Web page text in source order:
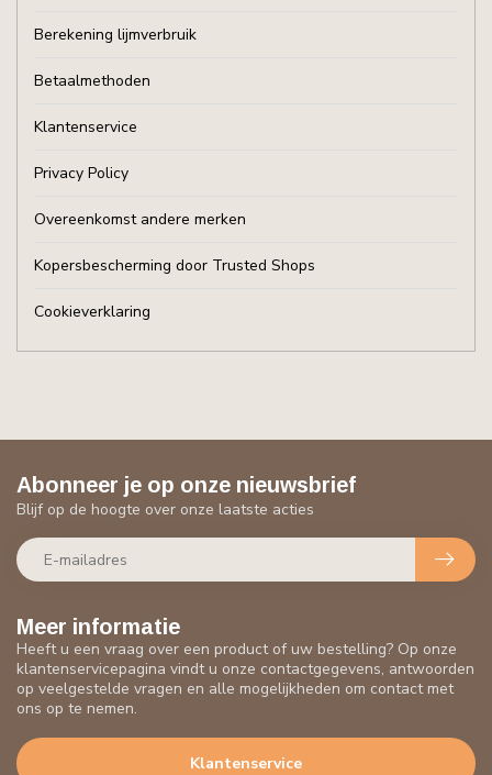
Berekening lijmverbruik
Betaalmethoden
Klantenservice
Privacy Policy
Overeenkomst andere merken
Kopersbescherming door Trusted Shops
Cookieverklaring
Meer informatie
Heeft u een vraag over een product of uw bestelling? Op onze
klantenservicepagina vindt u onze contactgegevens, antwoorden
op veelgestelde vragen en alle mogelijkheden om contact met
ons op te nemen.
Klantenservice
Abonneer je op onze nieuwsbrief
Blijf op de hoogte over onze laatste acties